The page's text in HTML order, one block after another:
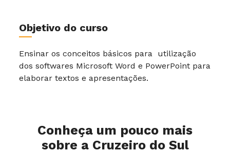
Objetivo do curso
Ensinar os conceitos básicos para utilização
dos softwares Microsoft Word e PowerPoint para
elaborar textos e apresentações.
Conheça um pouco mais
sobre a Cruzeiro do Sul